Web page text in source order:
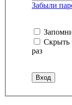
Забыли
Скрыть
раз